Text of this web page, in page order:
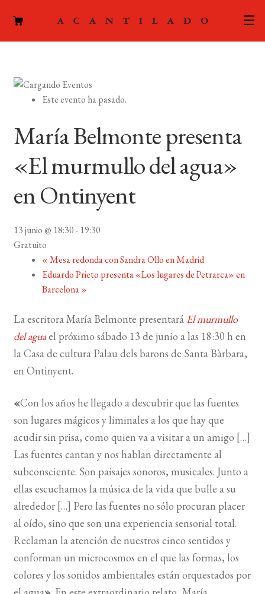
hijo
el
PODCAST
LA EDITORIAL
FOREIGN RIGHTS
MI CUENTA
LISTA DE LIBROS
Este evento ha pasado.
María Belmonte presenta
«El murmullo del agua»
en Ontinyent
13 junio @ 18:30- 19:30
Gratuito
«Mesa redonda con Sandra Ollo en Madrid
Eduardo Prieto presenta «Los lugares de Petrarca» en
Barcelona»
La escritora María Belmonte presentará El murmullo
del aguael próximo sábado 13 de junio a las 18:30 h en
la Casa de cultura Palau dels barons de Santa Bàrbara,
en Ontinyent.
«Con los años he llegado a descubrir que las fuentes
son lugares mágicos y liminales a los que hay que
acudir sin prisa, como quien va a visitar a un amigo […]
Las fuentes cantan y nos hablan directamente al
subconsciente. Son paisajes sonoros, musicales. Junto a
ellas escuchamos la música de la vida que bulle a su
alrededor […] Pero las fuentes no sólo procuran placer
al oído, sino que son una experiencia sensorial total.
Reclaman la atención de nuestros cinco sentidos y
conforman un microcosmos en el que las formas, los
colores y los sonidos ambientales están orquestados por